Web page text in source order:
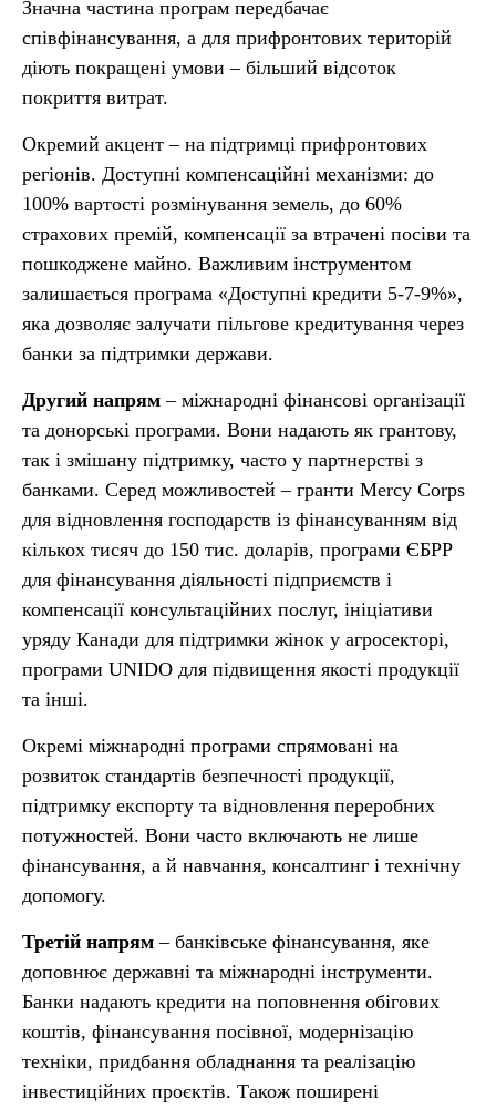
Значна частина програм передбачає
співфінансування, а для прифронтових територій
діють покращені умови – більший відсоток
покриття витрат.
Окремий акцент – на підтримці прифронтових
регіонів. Доступні компенсаційні механізми: до
100% вартості розмінування земель, до 60%
страхових премій, компенсації за втрачені посіви та
пошкоджене майно. Важливим інструментом
залишається програма «Доступні кредити 5-7-9%»,
яка дозволяє залучати пільгове кредитування через
банки за підтримки держави.
Другий напрям – міжнародні фінансові організації
та донорські програми. Вони надають як грантову,
так і змішану підтримку, часто у партнерстві з
банками. Серед можливостей – гранти Mercy Corps
для відновлення господарств із фінансуванням від
кількох тисяч до 150 тис. доларів, програми ЄБРР
для фінансування діяльності підприємств і
компенсації консультаційних послуг, ініціативи
уряду Канади для підтримки жінок у агросекторі,
програми UNIDO для підвищення якості продукції
та інші.
Окремі міжнародні програми спрямовані на
розвиток стандартів безпечності продукції,
підтримку експорту та відновлення переробних
потужностей. Вони часто включають не лише
фінансування, а й навчання, консалтинг і технічну
допомогу.
Третій напрям – банківське фінансування, яке
доповнює державні та міжнародні інструменти.
Банки надають кредити на поповнення обігових
коштів, фінансування посівної, модернізацію
техніки, придбання обладнання та реалізацію
інвестиційних проєктів. Також поширені